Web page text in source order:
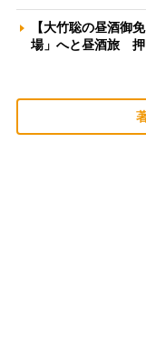
【大竹聡の昼酒御
場」へと昼酒旅